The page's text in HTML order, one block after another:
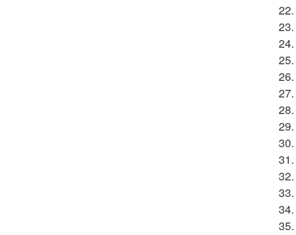
22.
23.
24.
25.
26.
27.
28.
29.
30.
31.
32.
33.
34.
35.